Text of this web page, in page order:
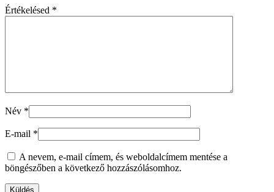
Értékelésed *
Név *
E-mail *
A nevem, e-mail címem, és weboldalcímem mentése a
böngészőben a következő hozzászólásomhoz.